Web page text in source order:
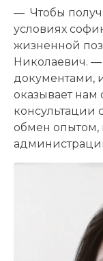
— Чтобы
условиях
жизненной
Николаевич. —
документами,
оказывает
консультации
обмен опытом,